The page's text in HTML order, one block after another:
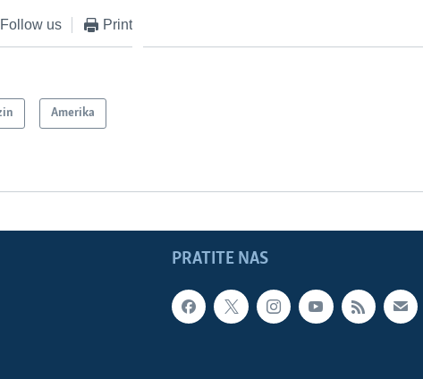
Follow us Print
Amerika
PRATITE NAS